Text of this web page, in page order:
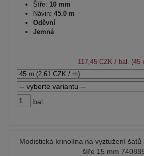
Šíře: 10 mm
Návin: 45.0 m
Oděvní
Jemná
117,45 CZK / bal. (45
bal.
Modistická krinolína na vyztužení
šíře 15 mm